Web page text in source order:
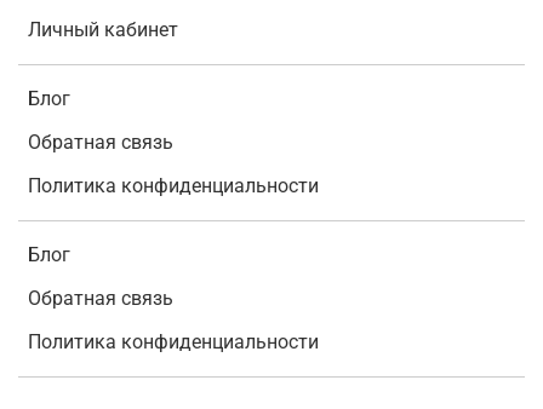
Личный кабинет
Блог
Обратная связь
Политика конфиденциальности
Блог
Обратная связь
Политика конфиденциальности